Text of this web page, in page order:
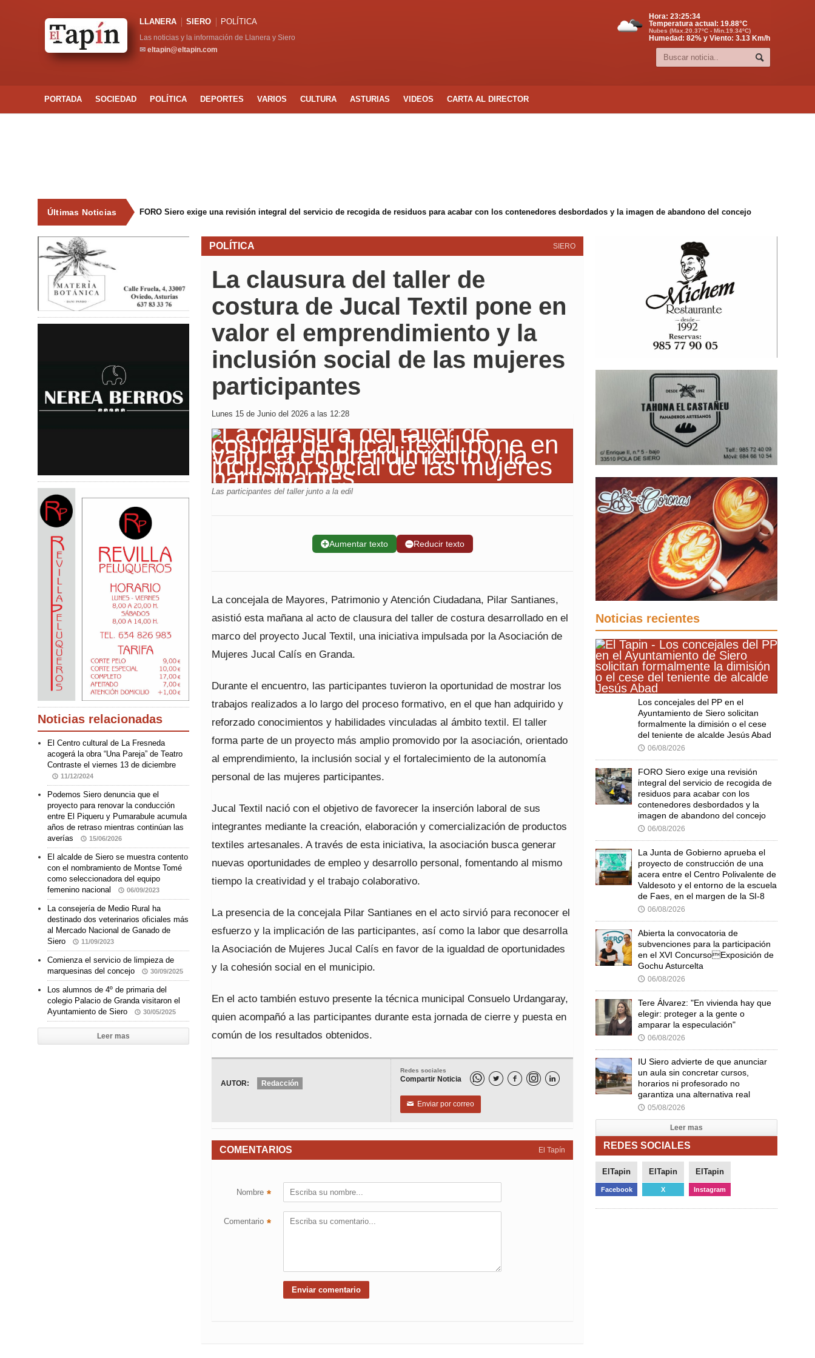
LLANERA SIERO POLÍTICA
Las noticias y la información de Llanera y Siero
✉ eltapin@eltapin.com
Hora: 23:25:34
Temperatura actual: 19.88°C
Nubes (Max.20.37ºC - Min.19.34ºC)
Humedad: 82% y Viento: 3.13 Km/h
PORTADA SOCIEDAD POLÍTICA DEPORTES VARIOS CULTURA ASTURIAS VIDEOS CARTA AL DIRECTOR
Últimas Noticias FORO Siero exige una revisión integral del servicio de recogida de residuos para acabar con los contenedores desbordados y la imagen de abandono del concejo
SIERO
POLÍTICA
La clausura del taller de
costura de Jucal Textil pone en
valor el emprendimiento y la
inclusión social de las mujeres
participantes
Lunes 15 de Junio del 2026 a las 12:28
Las participantes del taller junto a la edil
➕Aumentar texto ➖Reducir texto
La concejala de Mayores, Patrimonio y Atención Ciudadana, Pilar Santianes,
asistió esta mañana al acto de clausura del taller de costura desarrollado en el
marco del proyecto Jucal Textil, una iniciativa impulsada por la Asociación de
Mujeres Jucal Calís en Granda.
Durante el encuentro, las participantes tuvieron la oportunidad de mostrar los
trabajos realizados a lo largo del proceso formativo, en el que han adquirido y
reforzado conocimientos y habilidades vinculadas al ámbito textil. El taller
forma parte de un proyecto más amplio promovido por la asociación, orientado
al emprendimiento, la inclusión social y el fortalecimiento de la autonomía
personal de las mujeres participantes.
Jucal Textil nació con el objetivo de favorecer la inserción laboral de sus
integrantes mediante la creación, elaboración y comercialización de productos
textiles artesanales. A través de esta iniciativa, la asociación busca generar
nuevas oportunidades de empleo y desarrollo personal, fomentando al mismo
tiempo la creatividad y el trabajo colaborativo.
La presencia de la concejala Pilar Santianes en el acto sirvió para reconocer el
esfuerzo y la implicación de las participantes, así como la labor que desarrolla
la Asociación de Mujeres Jucal Calís en favor de la igualdad de oportunidades
y la cohesión social en el municipio.
En el acto también estuvo presente la técnica municipal Consuelo Urdangaray,
quien acompañó a las participantes durante esta jornada de cierre y puesta en
común de los resultados obtenidos.
Redes sociales
Compartir Noticia   
✉ Enviar por correo
AUTOR: Redacción
El Tapín
COMENTARIOS
Nombre *
Comentario *
Noticias relacionadas
El Centro cultural de La Fresneda
acogerá la obra “Una Pareja” de Teatro
Contraste el viernes 13 de diciembre
11/12/2024
Podemos Siero denuncia que el
proyecto para renovar la conducción
entre El Piqueru y Pumarabule acumula
años de retraso mientras continúan las
averías
15/06/2026
El alcalde de Siero se muestra contento
con el nombramiento de Montse Tomé
como seleccionadora del equipo
femenino nacional
06/09/2023
La consejería de Medio Rural ha
destinado dos veterinarios oficiales más
al Mercado Nacional de Ganado de
Siero
11/09/2023
Comienza el servicio de limpieza de
marquesinas del concejo
30/09/2025
Los alumnos de 4º de primaria del
colegio Palacio de Granda visitaron el
Ayuntamiento de Siero
30/05/2025
Leer mas
Noticias recientes
Los concejales del PP en el
Ayuntamiento de Siero solicitan
formalmente la dimisión o el cese
del teniente de alcalde Jesús Abad
🕔 06/08/2026
FORO Siero exige una revisión
integral del servicio de recogida de
residuos para acabar con los
contenedores desbordados y la
imagen de abandono del concejo
🕔 06/08/2026
La Junta de Gobierno aprueba el
proyecto de construcción de una
acera entre el Centro Polivalente de
Valdesoto y el entorno de la escuela
de Faes, en el margen de la SI-8
🕔 06/08/2026
Abierta la convocatoria de
subvenciones para la participación
en el XVI ConcursoExposición de
Gochu Asturcelta
🕔 06/08/2026
Tere Álvarez: "En vivienda hay que
elegir: proteger a la gente o
amparar la especulación"
🕔 06/08/2026
IU Siero advierte de que anunciar
un aula sin concretar cursos,
horarios ni profesorado no
garantiza una alternativa real
🕔 05/08/2026
Leer mas
REDES SOCIALES
ElTapin
Facebook
ElTapin
X
ElTapin
Instagram